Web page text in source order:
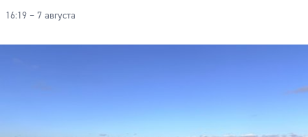
16:19 – 7 августа